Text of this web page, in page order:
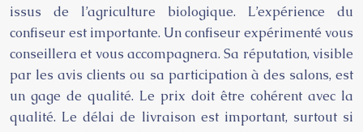
issus de l’agriculture biologique. L’expérience du
confiseur est importante. Un confiseur expérimenté vous
conseillera et vous accompagnera. Sa réputation, visible
par les avis clients ou sa participation à des salons, est
un gage de qualité. Le prix doit être cohérent avec la
qualité. Le délai de livraison est important, surtout si